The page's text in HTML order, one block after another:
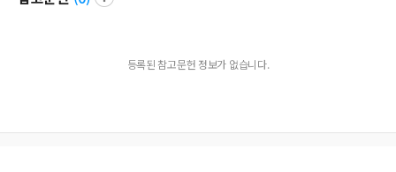
등록된 참고문헌 정보가 없습니다.